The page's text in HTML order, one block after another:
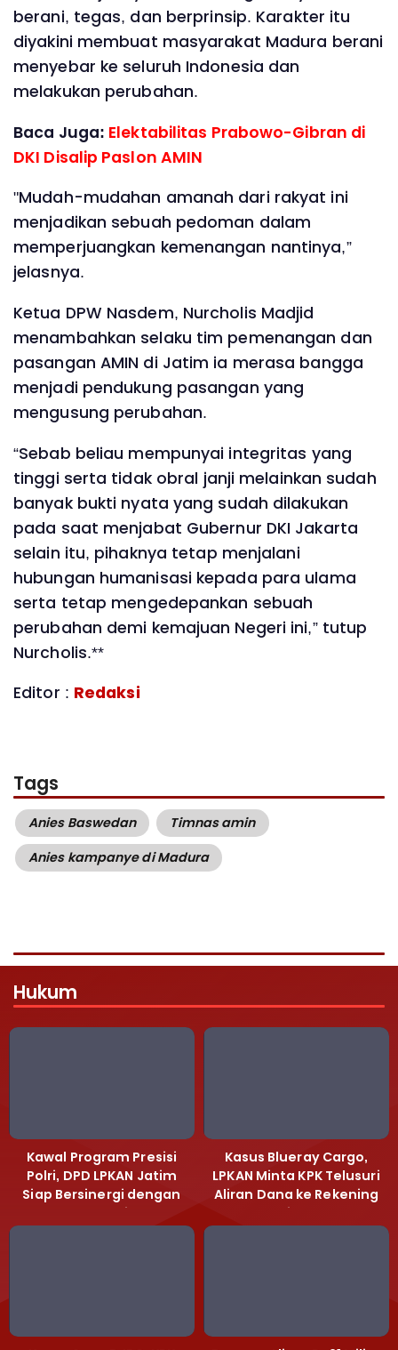
berani, tegas, dan berprinsip. Karakter itu
diyakini membuat masyarakat Madura berani
menyebar ke seluruh Indonesia dan
melakukan perubahan.
Baca Juga: Elektabilitas Prabowo-Gibran di
DKI Disalip Paslon AMIN
"Mudah-mudahan amanah dari rakyat ini
menjadikan sebuah pedoman dalam
memperjuangkan kemenangan nantinya,”
jelasnya.
Ketua DPW Nasdem, Nurcholis Madjid
menambahkan selaku tim pemenangan dan
pasangan AMIN di Jatim ia merasa bangga
menjadi pendukung pasangan yang
mengusung perubahan.
“Sebab beliau mempunyai integritas yang
tinggi serta tidak obral janji melainkan sudah
banyak bukti nyata yang sudah dilakukan
pada saat menjabat Gubernur DKI Jakarta
selain itu, pihaknya tetap menjalani
hubungan humanisasi kepada para ulama
serta tetap mengedepankan sebuah
perubahan demi kemajuan Negeri ini,” tutup
Nurcholis.**
Editor : Redaksi
Tags
Anies Baswedan
Timnas amin
Anies kampanye di Madura
Hukum
Kawal Program Presisi
Polri, DPD LPKAN Jatim
Siap Bersinergi dengan
Polda Jatim
Kasus Blueray Cargo,
LPKAN Minta KPK Telusuri
Aliran Dana ke Rekening
Heri Black